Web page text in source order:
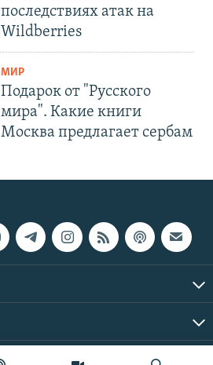
последствиях атак на
Wildberries
МИР
Подарок от "Русского
мира". Какие книги
Москва предлагает сербам
RFE/RL, Inc. | Все права защищены.